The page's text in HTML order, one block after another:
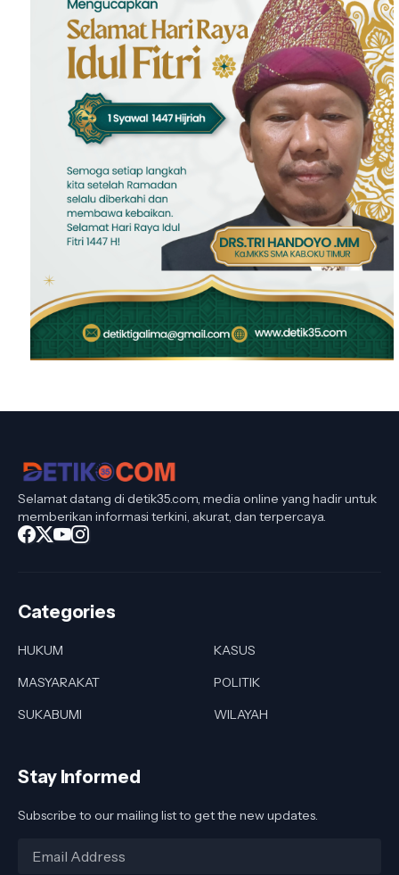
Selamat datang di detik35.com, media online yang hadir untuk
memberikan informasi terkini, akurat, dan terpercaya.
Categories
HUKUM
KASUS
MASYARAKAT
POLITIK
SUKABUMI
WILAYAH
Stay Informed
Subscribe to our mailing list to get the new updates.